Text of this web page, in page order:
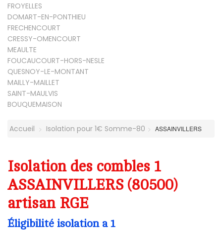
FROYELLES
DOMART-EN-PONTHIEU
FRECHENCOURT
CRESSY-OMENCOURT
MEAULTE
FOUCAUCOURT-HORS-NESLE
QUESNOY-LE-MONTANT
MAILLY-MAILLET
SAINT-MAULVIS
BOUQUEMAISON
Accueil Isolation pour 1€ Somme-80 ASSAINVILLERS
Isolation des combles 1
ASSAINVILLERS (80500)
artisan RGE
Éligibilité isolation a 1